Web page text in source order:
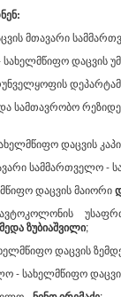
:
მთავარი
დაცვის
სამთავრობო
დაცვის
სამმართველო -
დაცვის მაიორი
ზუბიაშვილი;
დაცვის
- სახელმწიფო